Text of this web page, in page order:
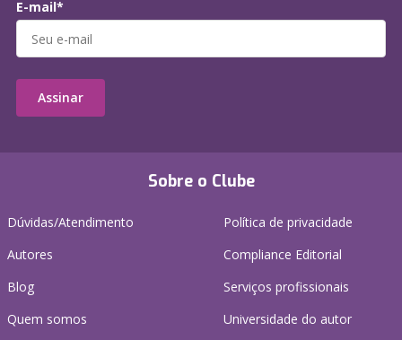
Sobre o Clube
Dúvidas/Atendimento
Autores
Blog
Quem somos
Política de privacidade
Compliance Editorial
Serviços profissionais
Universidade do autor
E-mail*
Assinar